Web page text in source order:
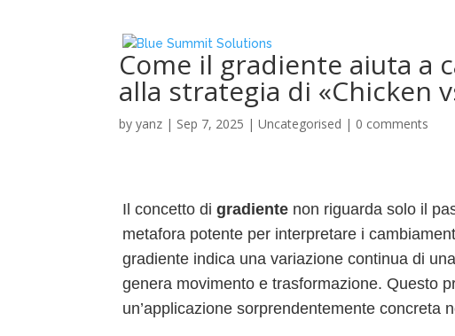
Come il gradiente aiuta a
alla strategia di «Chicken
byyanz | Sep 7, 2025 |Uncategorised | 0 comments
Il concetto di gradientenon riguarda solo il
metafora potente per interpretare i
gradiente indica una variazione continua di
genera movimento e trasformazione. Questo
un’applicazione sorprendentemente concreta